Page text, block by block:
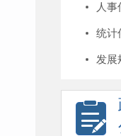
人事
统计
发展